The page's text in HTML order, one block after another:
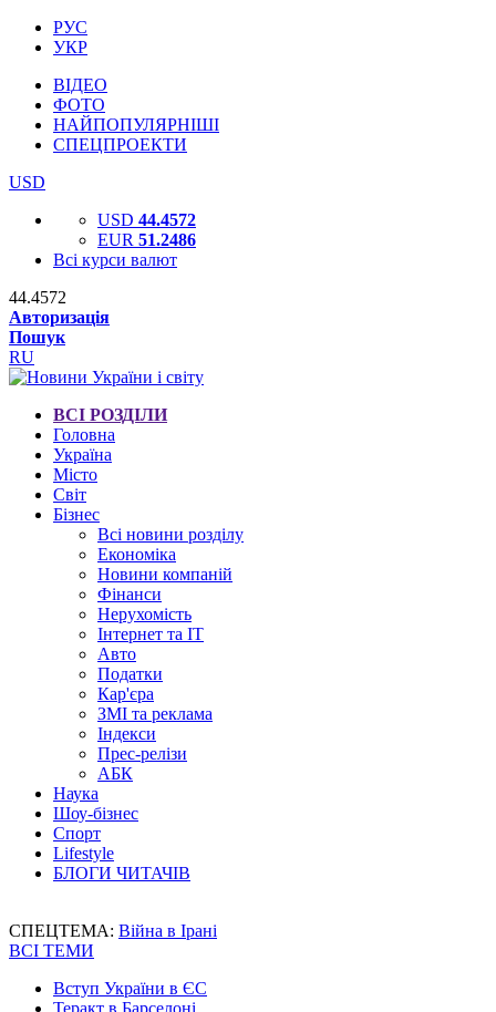
РУС
УКР
ВІДЕО
ФОТО
НАЙПОПУЛЯРНІШІ
СПЕЦПРОЕКТИ
USD
USD 44.4572
EUR 51.2486
Всі курси валют
44.4572
Авторизація
Пошук
RU
ВСІ РОЗДІЛИ
Головна
Україна
Місто
Світ
Бізнес
Всі новини розділу
Економіка
Новини компаній
Фінанси
Нерухомість
Інтернет та IT
Авто
Податки
Кар'єра
ЗМІ та реклама
Індекси
Прес-релізи
АБК
Наука
Шоу-бізнес
Спорт
Lifestyle
БЛОГИ ЧИТАЧІВ
СПЕЦТЕМА: Війна в Ірані
ВСІ ТЕМИ
Вступ України в ЄС
Теракт в Барселоні